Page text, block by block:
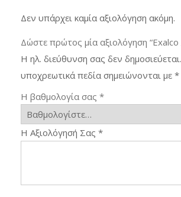
Δεν υπάρχει καμία αξιολόγηση ακόμη.
Δώστε πρώτος μία αξιολόγηση “Exalco
Η ηλ. διεύθυνση σας δεν δημοσιεύεται.
υποχρεωτικά πεδία σημειώνονται με *
Η βαθμολογία σας *
Η Αξιολόγησή Σας *